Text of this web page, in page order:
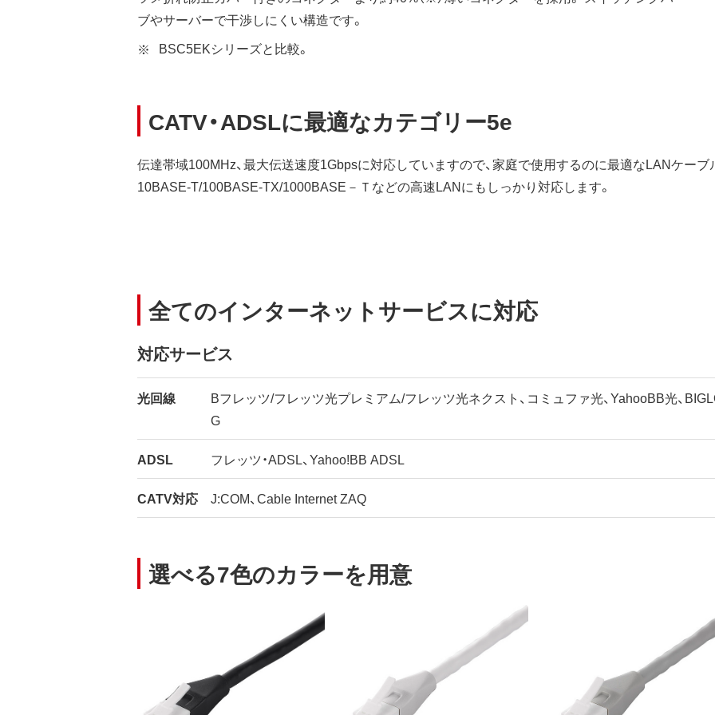
ブやサーバーで干渉しにくい構造です。
BSC5EKシリーズと比較。
CATV・ADSLに最適なカテゴリー5e
伝達帯域100MHz、最大伝送速度1Gbpsに対応していますので、家庭で使用するのに最適なLANケーブ
10BASE-T/100BASE-TX/1000BASE－Ｔなどの高速LANにもしっかり対応します。
全てのインターネットサービスに対応
対応サービス
光回線
Bフレッツ/フレッツ光プレミアム/フレッツ光ネクスト、コミュファ光、YahooBB光、
G
ADSL フレッツ・ADSL、Yahoo!BB ADSL
CATV対応 J:COM、Cable Internet ZAQ
選べる7色のカラーを用意